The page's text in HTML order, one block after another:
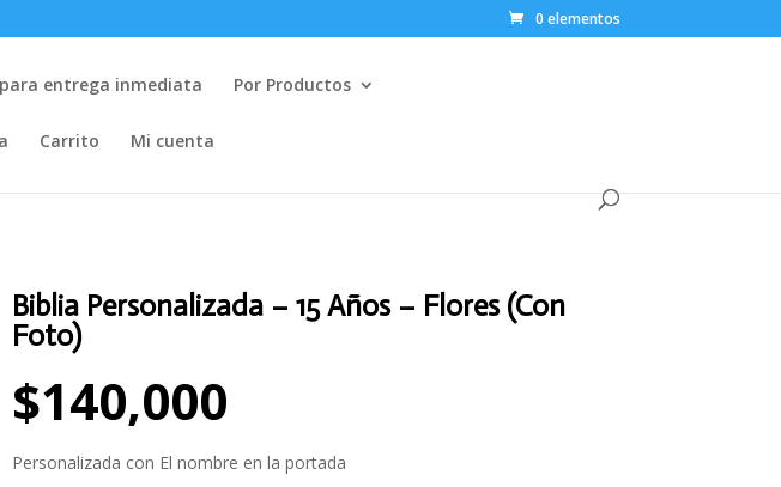
0 elementos
entrega inmediata Por Productos
Carrito Mi cuenta
Biblia Personalizada – 15 Años – Flores (Con
Foto)
$140,000
Personalizada con El nombre en la portada